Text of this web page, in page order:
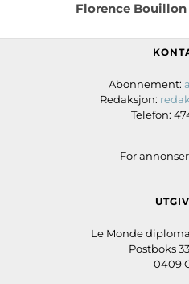
Florence Bouillon
Abonnement:
Redaksjon:
Telefon:
For
Le Monde
Postboks
0409